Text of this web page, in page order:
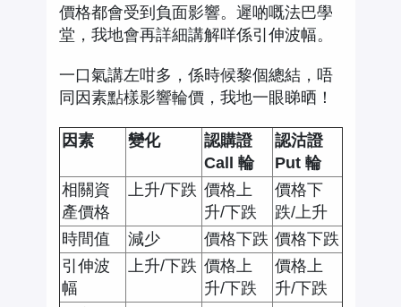
價格都會受到負面影響。遲啲嘅法巴學
堂，我地會再詳細講解咩係引伸波幅。
一口氣講左咁多，係時候黎個總結，唔
同因素點樣影響輪價，我地一眼睇晒！
因素 變化
認購證
Call 輪
認沽證
Put 輪
相關資
產價格
上升/下跌 價格上
升/下跌
價格下
跌/上升
時間值
減少 價格下跌 價格下跌
引伸波
幅
上升/下跌 價格上
升/下跌
價格上
升/下跌